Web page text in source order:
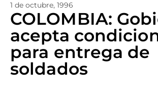
1 de octubre, 1996
COLOMBIA:
acepta
para entrega de
soldados